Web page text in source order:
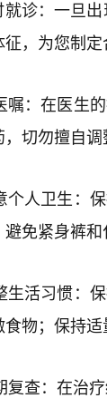
就诊：一旦
，为您制定
嘱：在医生
切勿擅自调
个人卫生：
避免紧身裤和
生活习惯：
物；保持适
复查：在治